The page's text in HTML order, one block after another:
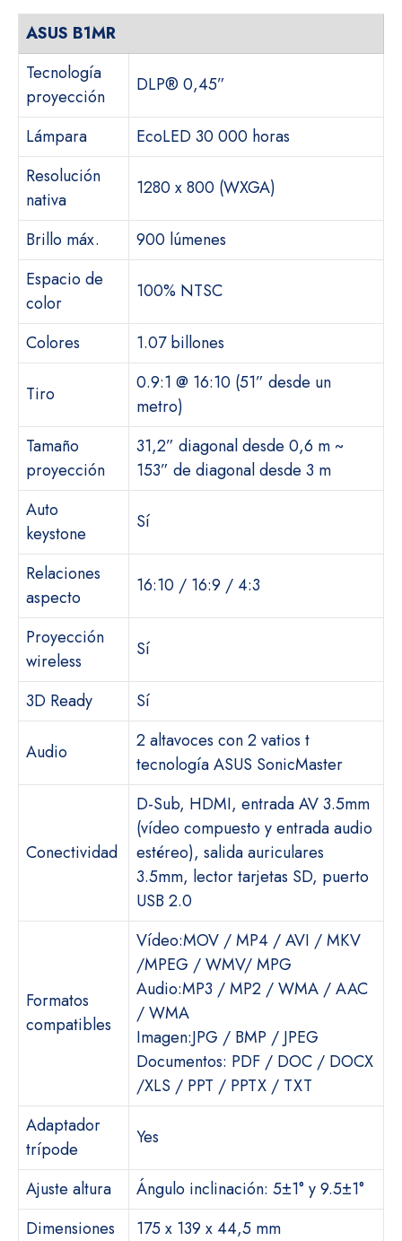
ASUS B1MR
Tecnología
proyección
DLP® 0,45”
Lámpara
EcoLED 30 000 horas
Resolución
nativa
1280 x 800 (WXGA)
Brillo máx.
900 lúmenes
Espacio de
color
100% NTSC
Colores 1.07 billones
Tiro
0.9:1 @ 16:10 (51” desde un
metro)
Tamaño
proyección
31,2” diagonal desde 0,6 m ~
153” de diagonal desde 3 m
Auto
keystone
Sí
Relaciones
aspecto
16:10 / 16:9 / 4:3
Proyección
wireless
Sí
3D Ready Sí
Audio
2 altavoces con 2 vatios t
tecnología ASUS SonicMaster
Conectividad
D-Sub, HDMI, entrada AV 3.5mm
(vídeo compuesto y entrada audio
estéreo), salida auriculares
3.5mm, lector tarjetas SD, puerto
USB 2.0
Formatos
compatibles
Vídeo:MOV / MP4 / AVI / MKV
/MPEG / WMV/ MPG
Audio:MP3 / MP2 / WMA / AAC
/ WMA
Imagen:JPG / BMP / JPEG
Documentos: PDF / DOC / DOCX
/XLS / PPT / PPTX / TXT
Adaptador
trípode
Yes
Ajuste altura
Ángulo inclinación: 5±1° y 9.5±1°
Dimensiones
175 x 139 x 44,5 mm